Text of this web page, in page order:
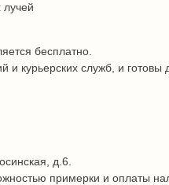
бесплатно.
курьерских служб, и готовы
д.6.
примерки и оплаты